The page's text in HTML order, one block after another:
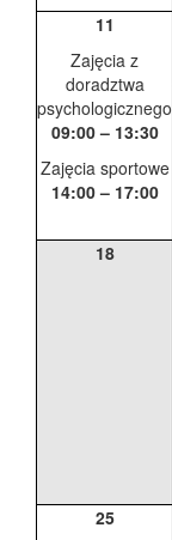
11
Zajęcia z
doradztwa
psychologicznego
09:00 – 13:30
Zajęcia sportowe
14:00 – 17:00
18
25